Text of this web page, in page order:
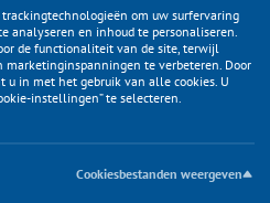
om uw surfervaring
analyseren en inhoud te personaliseren.
de functionaliteit van de site, terwijl
marketinginspanningen te verbeteren. Door
u in met het gebruik van alle cookies. U
instellingen” te selecteren.
Cookiesbestanden weergeven